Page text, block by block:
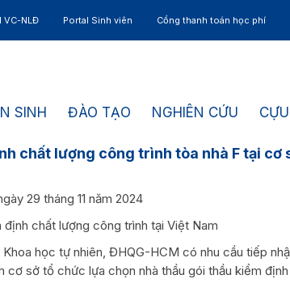
VC-NLĐ Portal Sinh viên Cổng thanh toán học phí
SINH ĐÀO TẠO NGHIÊN CỨU
chất lượng công trình tòa nhà F tại cơ
29 tháng 11 năm 2024
chất lượng công trình tại Việt Nam
học tự nhiên, ĐHQG-HCM có nhu cầu tiếp
cơ sở tổ chức lựa chọn nhà thầu gói thầu kiểm